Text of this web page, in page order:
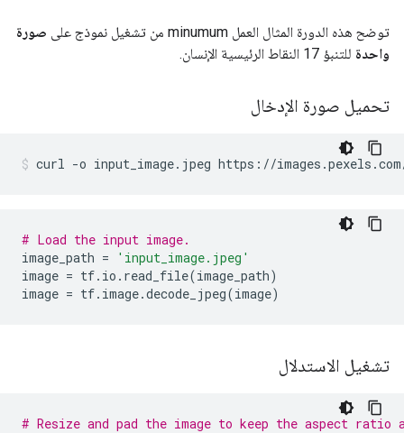
توضح هذه الدورة المثال العمل minumum من تشغيل نموذج على
صورة
واحدة للتنبؤ 17 النقاط الرئيسية الإنسان.
تحميل صورة الإدخال
curl -o input_image. jpeg https ://images .pexels .com
# Load the input image.
image_path =
'input_image.jpeg'
image = tf. io . read_file(image_path)
image = tf. image.decode_jpeg(image)
تشغيل الاستدلال
# Resize and pad the image to keep the aspect